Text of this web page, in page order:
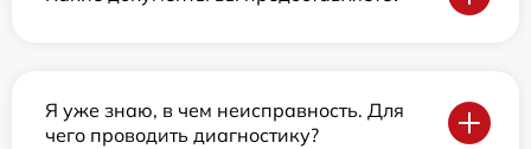
Я уже знаю, в чем неисправность. Для
чего проводить диагностику?